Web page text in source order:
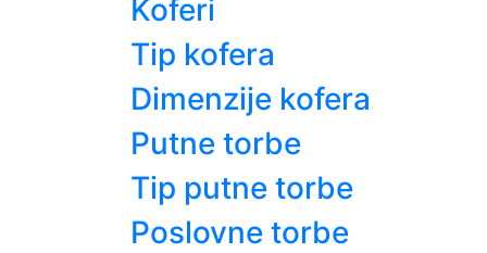
Koferi
Tip kofera
Dimenzije kofera
Putne torbe
Tip putne torbe
Poslovne torbe